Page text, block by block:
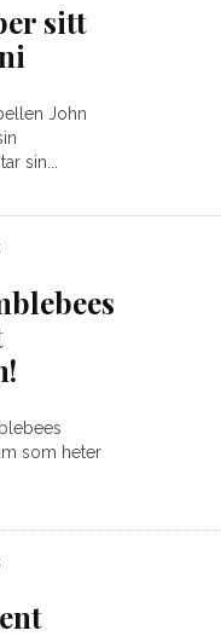
sitt
John
sin...
som heter